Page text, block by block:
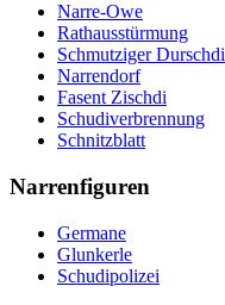
Narre-Owe
Rathausstürmung
Schmutziger Durschdi
Narrendorf
Fasent Zischdi
Schudiverbrennung
Schnitzblatt
Narrenfiguren
Germane
Glunkerle
Schudipolizei